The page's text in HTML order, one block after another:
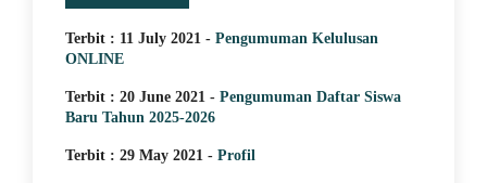
Terbit : 11 July 2021 - Pengumuman Kelulusan
ONLINE
Terbit : 20 June 2021 - Pengumuman Daftar Siswa
Baru Tahun 2025-2026
Terbit : 29 May 2021 - Profil